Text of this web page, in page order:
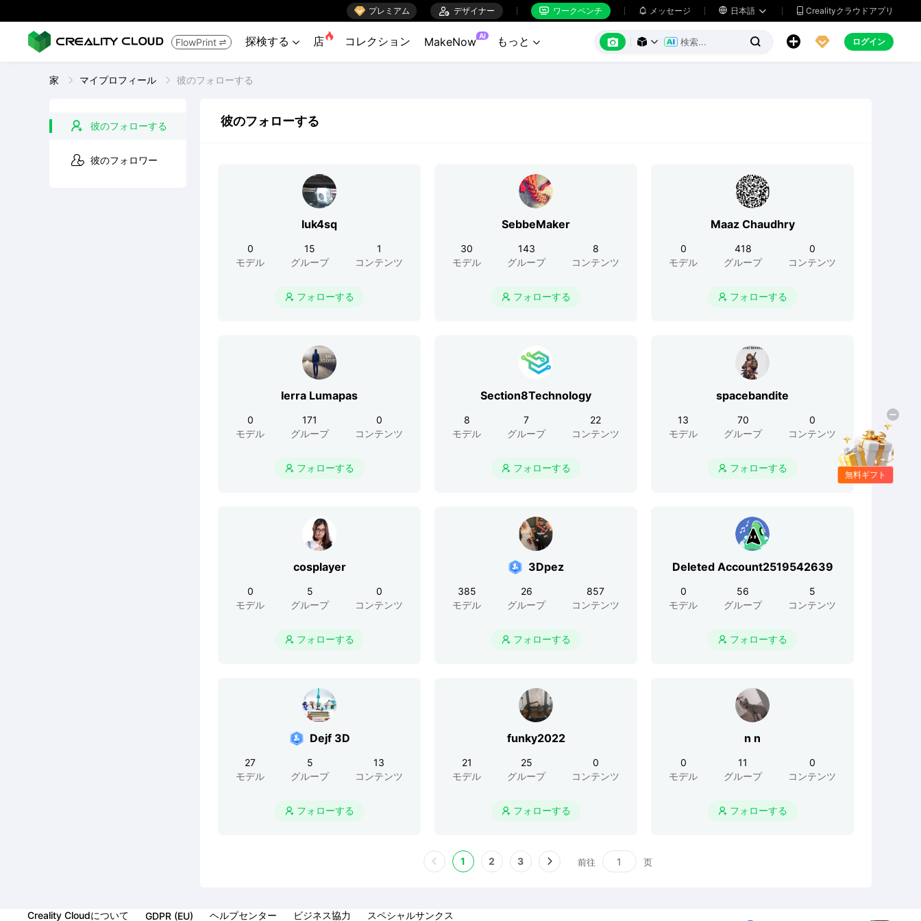
 プレミアム  デザイナー  ワークベンチ  メッセージ  日本語   Crealityクラウドアプリ
FlowPrint  探検する  店 コレクション MakeNow AI もっと        ログイン
家 マイプロフィール 彼のフォローする
彼のフォローする
彼のフォロワー
彼のフォローする
luk4sq
0
モデル
15
グループ
1
コンテンツ
 フォローする
SebbeMaker
30
モデル
143
グループ
8
コンテンツ
 フォローする
Maaz Chaudhry
0
モデル
418
グループ
0
コンテンツ
 フォローする
Ierra Lumapas
0
モデル
171
グループ
0
コンテンツ
 フォローする
Section8Technology
8
モデル
7
グループ
22
コンテンツ
 フォローする
spacebandite
13
モデル
70
グループ
0
コンテンツ
 フォローする
cosplayer
0
モデル
5
グループ
0
コンテンツ
 フォローする
3Dpez
385
モデル
26
グループ
857
コンテンツ
 フォローする
Deleted Account2519542639
0
モデル
56
グループ
5
コンテンツ
 フォローする
Dejf 3D
27
モデル
5
グループ
13
コンテンツ
 フォローする
funky2022
21
モデル
25
グループ
0
コンテンツ
 フォローする
n n
0
モデル
11
グループ
0
コンテンツ
 フォローする
1 2 3 前往 页
Creality Cloudについて GDPR (EU) ヘルプセンター ビジネス協力 スペシャルサンクス
無料ギフト